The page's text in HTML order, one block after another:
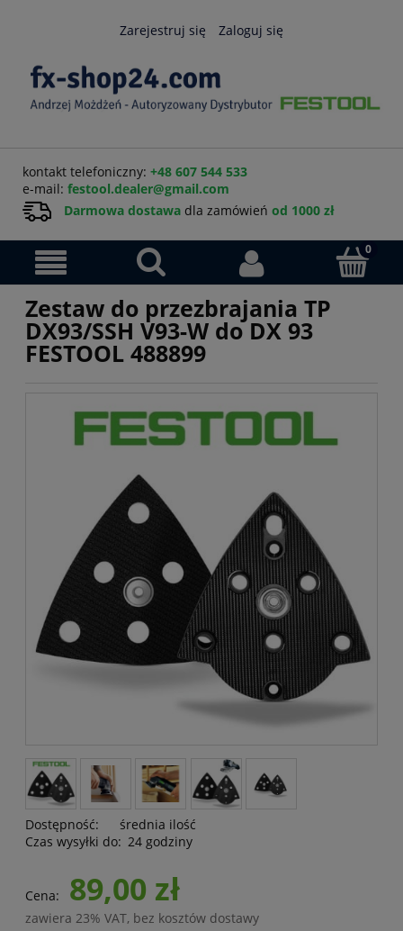
Zarejestruj się Zaloguj się
kontakt telefoniczny: +48 607 544 533
e-mail: festool.dealer@gmail.com
Darmowa dostawa dla zamówień od 1000 zł
Zestaw do przezbrajania TP
DX93/SSH V93-W do DX 93
FESTOOL 488899
Dostępność:
średnia ilość
Czas wysyłki do: 24 godziny
Cena: 89,00 zł
zawiera 23% VAT, bez kosztów dostawy